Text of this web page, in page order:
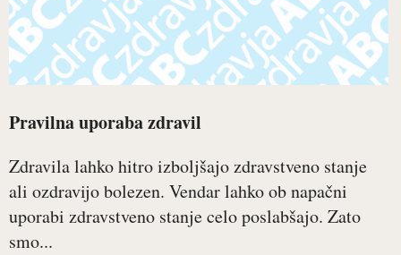
Pravilna uporaba zdravil
Zdravila lahko hitro izboljšajo zdravstveno stanje
ali ozdravijo bolezen. Vendar lahko ob napačni
uporabi zdravstveno stanje celo poslabšajo. Zato
smo...